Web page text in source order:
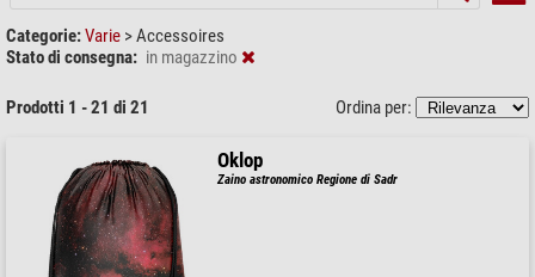
Categorie:Varie >Accessoires
Stato di consegna: in magazzino
Prodotti 1 - 21 di 21 Ordina per:
Oklop
Zaino astronomico Regione di Sadr